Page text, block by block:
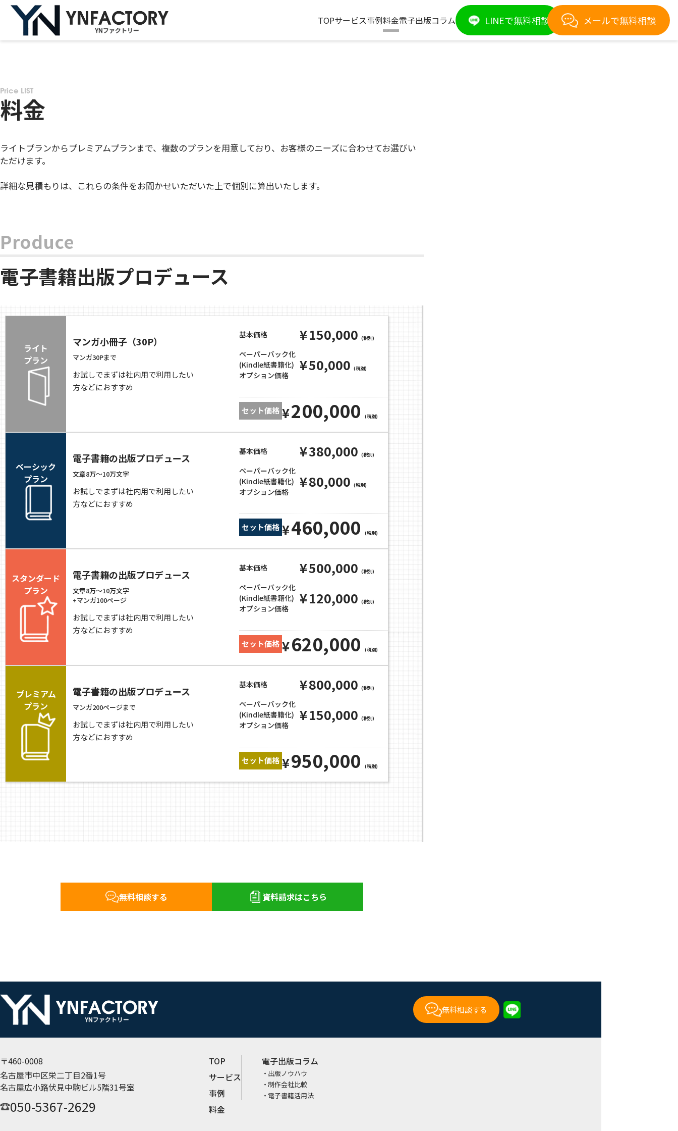
TOPサービス事例料金電子出版コラム LINEで無料相談 メールで無料相談
Price LIST
料金
ライトプランからプレミアムプランまで、複数のプランを用意しており、お客様のニーズに合わせてお選びい
ただけます。
詳細な見積もりは、これらの条件をお聞かせいただいた上で個別に算出いたします。
Produce
電子書籍出版プロデュース
ライト
プラン
マンガ小冊子（30P）
マンガ30Pまで
お試しでまずは社内用で利用したい
方などにおすすめ
基本価格 ¥150,000 (税別)
ペーパーバック化
(Kindle紙書籍化)
オプション価格
¥50,000 (税別)
セット価格 ¥200,000 (税別)
ベーシック
プラン
電子書籍の出版プロデュース
文章8万〜10万文字
お試しでまずは社内用で利用したい
方などにおすすめ
基本価格 ¥380,000 (税別)
ペーパーバック化
(Kindle紙書籍化)
オプション価格
¥80,000 (税別)
セット価格 ¥460,000 (税別)
スタンダード
プラン
電子書籍の出版プロデュース
文章8万〜10万文字
+マンガ100ページ
お試しでまずは社内用で利用したい
方などにおすすめ
基本価格 ¥500,000 (税別)
ペーパーバック化
(Kindle紙書籍化)
オプション価格
¥120,000 (税別)
セット価格 ¥620,000 (税別)
プレミアム
プラン
電子書籍の出版プロデュース
マンガ200ページまで
お試しでまずは社内用で利用したい
方などにおすすめ
基本価格 ¥800,000 (税別)
ペーパーバック化
(Kindle紙書籍化)
オプション価格
¥150,000 (税別)
セット価格 ¥950,000 (税別)
無料相談する 資料請求はこちら
無料相談する
〒460-0008
名古屋市中区栄二丁目2番1号
名古屋広小路伏見中駒ビル5階31号室
050-5367-2629
TOP
サービス
事例
料金
電子出版コラム
出版ノウハウ
制作会社比較
電子書籍活用法